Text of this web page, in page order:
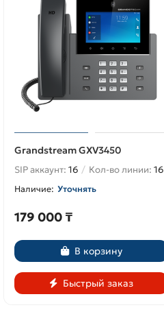
Grandstream GXV3450
SIP аккаунт:16 Кол-во линии:16
Уточнять
179 000 ₸
В корзину
Быстрый заказ